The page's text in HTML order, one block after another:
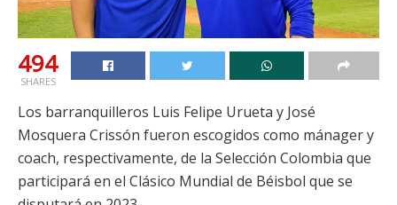
494
SHARES
Los barranquilleros Luis Felipe Urueta y José
Mosquera Crissón fueron escogidos como mánager y
coach, respectivamente, de la Selección Colombia que
participará en el Clásico Mundial de Béisbol que se